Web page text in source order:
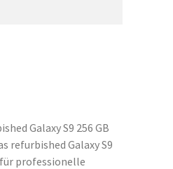
Galaxy S9 256 GB
refurbished Galaxy S9
professionelle